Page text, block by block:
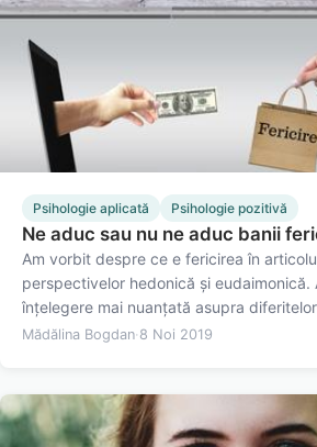
Psihologie aplicată Psihologie pozitivă
Ne aduc sau nu ne aduc banii
Am vorbit despre ce e fericirea în
perspectivelor hedonică și eudaimonică.
înțelegere mai nuanțată asupra
ce înseamnă acestea, haideți să ne
Mădălina Bogdan· 8 Noi 2019